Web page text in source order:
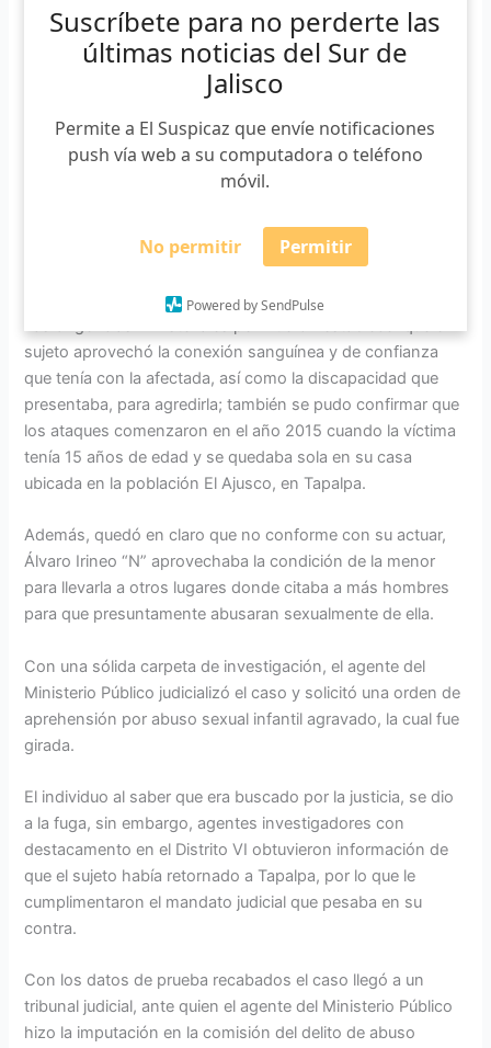
Suscríbete para no perderte las
últimas noticias del Sur de
Jalisco
Permite a El Suspicaz que envíe notificaciones
push vía web a su computadora o teléfono
móvil.
No permitir Permitir
Powered by SendPulse
en la audiencia de imputación el Ministerio Público presentó
los datos de prueba en su contra, los cuales fueron
suficientes para su vinculación a proceso con la medida
cautelar de prisión preventiva oficiosa por ocho meses.
En el segundo caso la víctima es una jovencita que
presenta una discapacidad y su agresor de nombre Álvaro
agentes con destacamento en el Distrito VI, en Ciudad
sujeto aprovechó la conexión sanguínea y de confianza
que tenía con la afectada, así como la discapacidad que
presentaba, para agredirla; también se pudo confirmar que
los ataques comenzaron en el año 2015 cuando la víctima
tenía 15 años de edad y se quedaba sola en su casa
ubicada en la población El Ajusco, en Tapalpa.
Además, quedó en claro que no conforme con su actuar,
Álvaro Irineo “N” aprovechaba la condición de la menor
para llevarla a otros lugares donde citaba a más hombres
para que presuntamente abusaran sexualmente de ella.
Con una sólida carpeta de investigación, el agente del
Ministerio Público judicializó el caso y solicitó una orden de
aprehensión por abuso sexual infantil agravado, la cual fue
girada.
El individuo al saber que era buscado por la justicia, se dio
a la fuga, sin embargo, agentes investigadores con
destacamento en el Distrito VI obtuvieron información de
que el sujeto había retornado a Tapalpa, por lo que le
cumplimentaron el mandato judicial que pesaba en su
contra.
Con los datos de prueba recabados el caso llegó a un
tribunal judicial, ante quien el agente del Ministerio Público
hizo la imputación en la comisión del delito de abuso